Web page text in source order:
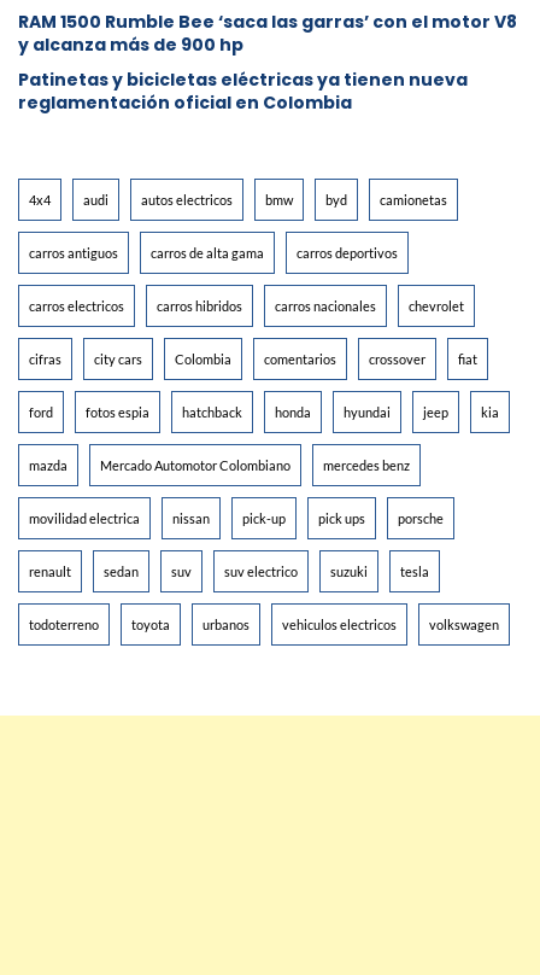
RAM 1500 Rumble Bee ‘saca las garras’ con el motor V8
y alcanza más de 900 hp
Patinetas y bicicletas eléctricas ya tienen nueva
reglamentación oficial en Colombia
4x4 audi autos electricos bmw byd camionetas
carros antiguos carros de alta gama carros deportivos
carros electricos carros hibridos carros nacionales chevrolet
cifras city cars Colombia comentarios crossover fiat
ford fotos espia hatchback honda hyundai jeep kia
mazda Mercado Automotor Colombiano mercedes benz
movilidad electrica nissan pick-up pick ups porsche
renault sedan suv suv electrico suzuki tesla
todoterreno toyota urbanos vehiculos electricos volkswagen